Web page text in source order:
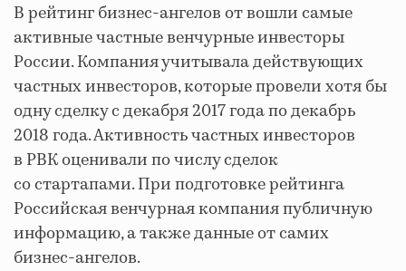
В рейтинг бизнес-ангелов от вошли самые
активные частные венчурные инвесторы
России. Компания учитывала действующих
частных инвесторов, которые провели хотя бы
одну сделку с декабря 2017 года по декабрь
2018 года. Активность частных инвесторов
в РВК оценивали по числу сделок
со стартапами. При подготовке рейтинга
Российская венчурная компания публичную
информацию, а также данные от самих
бизнес-ангелов.